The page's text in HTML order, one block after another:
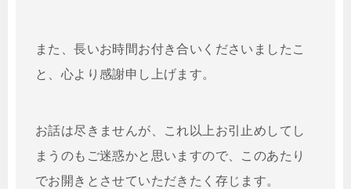
また、長いお時間お付き合いくださいましたこ
と、心より感謝申し上げます。
お話は尽きませんが、これ以上お引止めしてし
まうのもご迷惑かと思いますので、このあたり
でお開きとさせていただきたく存じます。